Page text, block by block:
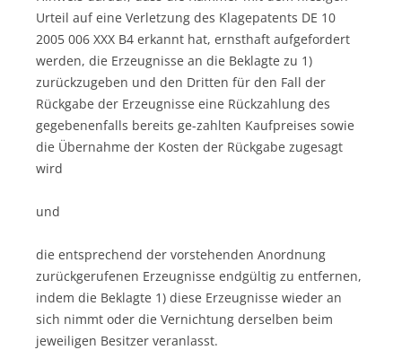
Urteil auf eine Verletzung des Klagepatents DE 10
2005 006 XXX B4 erkannt hat, ernsthaft aufgefordert
werden, die Erzeugnisse an die Beklagte zu 1)
zurückzugeben und den Dritten für den Fall der
Rückgabe der Erzeugnisse eine Rückzahlung des
gegebenenfalls bereits ge-zahlten Kaufpreises sowie
die Übernahme der Kosten der Rückgabe zugesagt
wird
und
die entsprechend der vorstehenden Anordnung
zurückgerufenen Erzeugnisse endgültig zu entfernen,
indem die Beklagte 1) diese Erzeugnisse wieder an
sich nimmt oder die Vernichtung derselben beim
jeweiligen Besitzer veranlasst.